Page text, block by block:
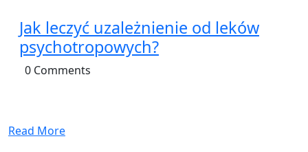
Jak leczyć uzależnienie od leków
psychotropowych?
0 Comments
Read More